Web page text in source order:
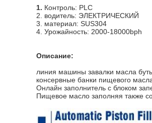
1. Контроль: PLC
2. водитель: ЭЛЕКТРИЧЕСКИЙ
3. материал: SUS304
4. Урожайность: 2000-18000bph
Описание:
линия машины завалки масла
консервные банки пищевого
Онлайн заполнитель с блоком
Пищевое масло заполняя также